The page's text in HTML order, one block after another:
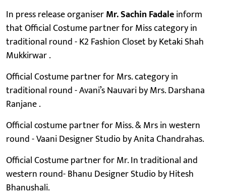
In press release organiserMr. Sachin Fadaleinform
that Official Costume partner for Miss category in
traditional round - K2 Fashion Closet by Ketaki Shah
Mukkirwar .
Official Costume partner for Mrs. category in
traditional round - Avani’s Nauvari by Mrs. Darshana
Ranjane .
Official costume partner for Miss. & Mrs in western
round - Vaani Designer Studio by Anita Chandrahas.
Official Costume partner for Mr. In traditional and
western round- Bhanu Designer Studio by Hitesh
Bhanushali.